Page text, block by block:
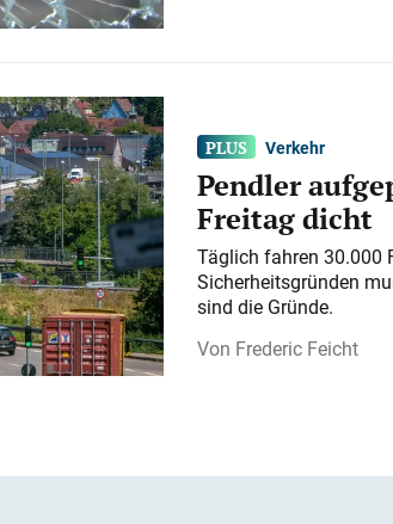
Verkehr
Pendler
Freitag dicht
Täglich fahren 30.000
Sicherheitsgründen
sind die Gründe.
Frederic Feicht